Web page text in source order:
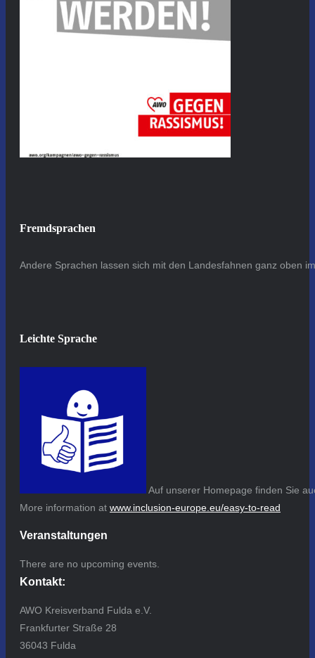
Fremdsprachen
Andere Sprachen lassen sich mit den Landesfahnen ganz oben
Leichte Sprache
Auf unserer Homepage finden Sie
More information at www.inclusion-europe.eu/easy-to-read
Veranstaltungen
There are no upcoming events.
Kontakt:
AWO Kreisverband Fulda e.V.
Frankfurter Straße 28
36043 Fulda